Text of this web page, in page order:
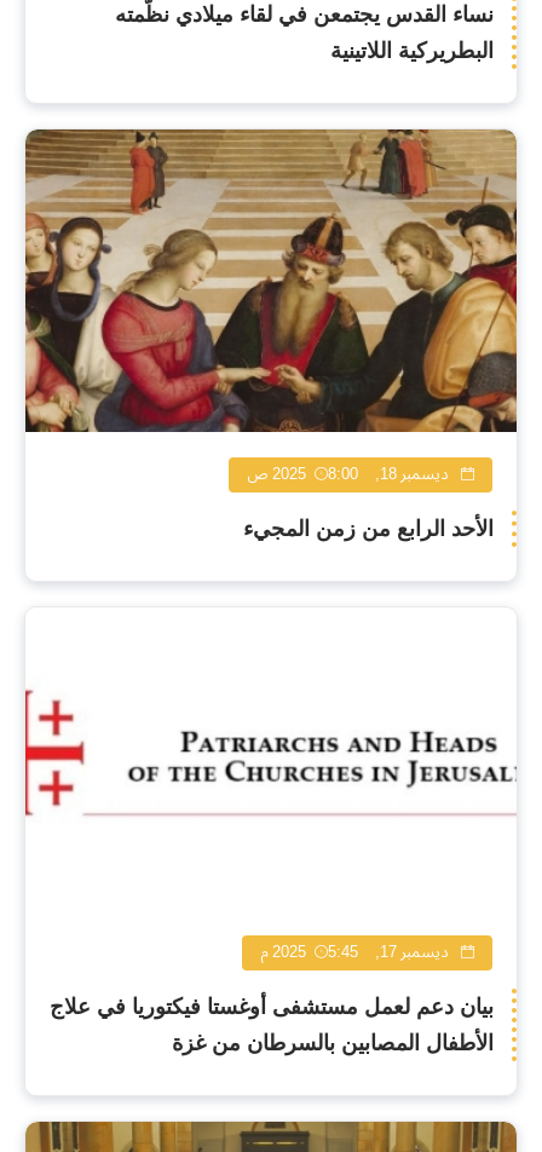
نساء القدس يجتمعن في لقاء ميلادي نظّمته
البطريركية اللاتينية
ديسمبر 18, 2025 8:00 ص
الأحد الرابع من زمن المجيء
ديسمبر 17, 2025 5:45 م
بيان دعم لعمل مستشفى أوغستا فيكتوريا في علاج
الأطفال المصابين بالسرطان من غزة